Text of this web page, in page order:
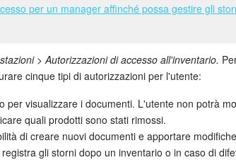
per un manager affinché possa gestire gli
> Autorizzazioni di accesso all'inventario.
cinque tipi di autorizzazioni per l'utente:
per visualizzare i documenti. L'utente non potrà
quali prodotti sono stati rimossi.
di creare nuovi documenti e apportare
gli storni dopo un inventario o in caso di